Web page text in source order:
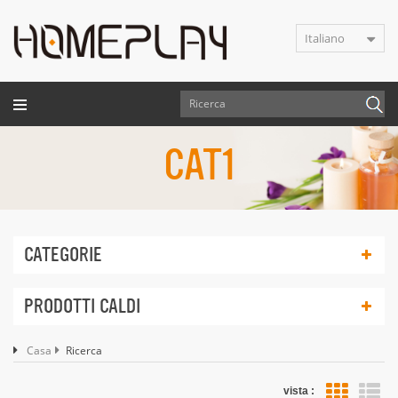
Italiano
CAT1
CATEGORIE
PRODOTTI CALDI
Casa Ricerca
vista :